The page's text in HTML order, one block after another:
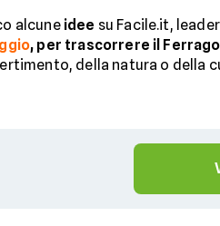
alcune idee su Facile.it,
, per trascorrere il
della natura o della